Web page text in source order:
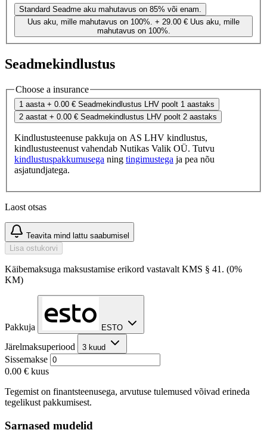
Standard Seadme aku mahutavus on 85% või enam.
Uus aku, mille mahutavus on 100%. + 29.00 € Uus aku, mille
mahutavus on 100%.
Seadmekindlustus
Choose a insurance
1 aasta + 0.00 € Seadmekindlustus LHV poolt 1 aastaks
2 aastat + 0.00 € Seadmekindlustus LHV poolt 2 aastaks
Kindlustusteenuse pakkuja on AS LHV kindlustus,
kindlustusteenust vahendab Nutikas Valik OÜ. Tutvu
kindlustuspakkumusega ning tingimustega ja pea nõu
asjatundjatega.
Laost otsas
Teavita mind lattu saabumisel
Lisa ostukorvi
Käibemaksuga maksustamise erikord vastavalt KMS § 41. (0%
KM)
Pakkuja ESTO
Järelmaksuperiood 3 kuud
Sissemakse
0.00 € kuus
Tegemist on finantsteenusega, arvutuse tulemused võivad erineda
tegelikust pakkumisest.
Sarnased mudelid